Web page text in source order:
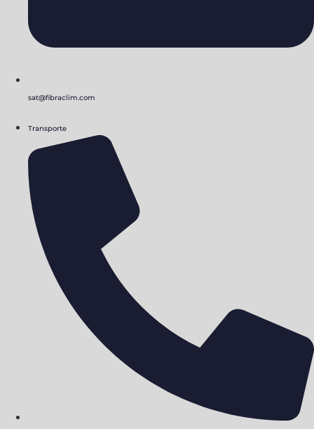
sat@fibraclim.com
Transporte